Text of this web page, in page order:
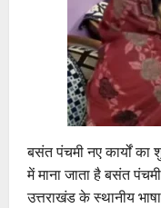
बसंत पंचमी नए कार्यों
में माना जाता है बसंत
उत्तराखंड के स्थानीय